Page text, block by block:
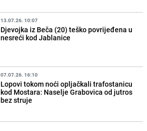
13.07.26. 10:07
Djevojka iz Beča (20) teško povrijeđena u
nesreći kod Jablanice
07.07.26. 16:10
Lopovi tokom noći opljačkali trafostanicu
kod Mostara: Naselje Grabovica od jutros
bez struje